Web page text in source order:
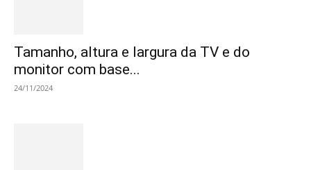
Tamanho, altura e largura da TV e do
monitor com base...
24/11/2024